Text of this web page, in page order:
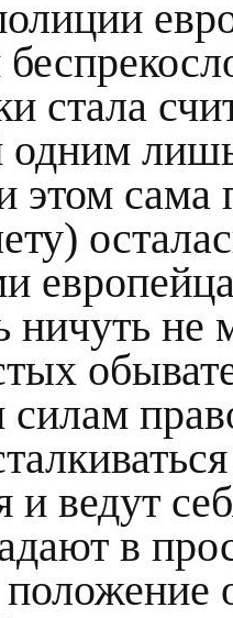
стала
этом сама
ничуть
силам
и ведут
в